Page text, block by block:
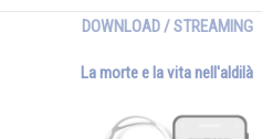
DOWNLOAD / STREAMING
La morte e la vita nell'aldilà